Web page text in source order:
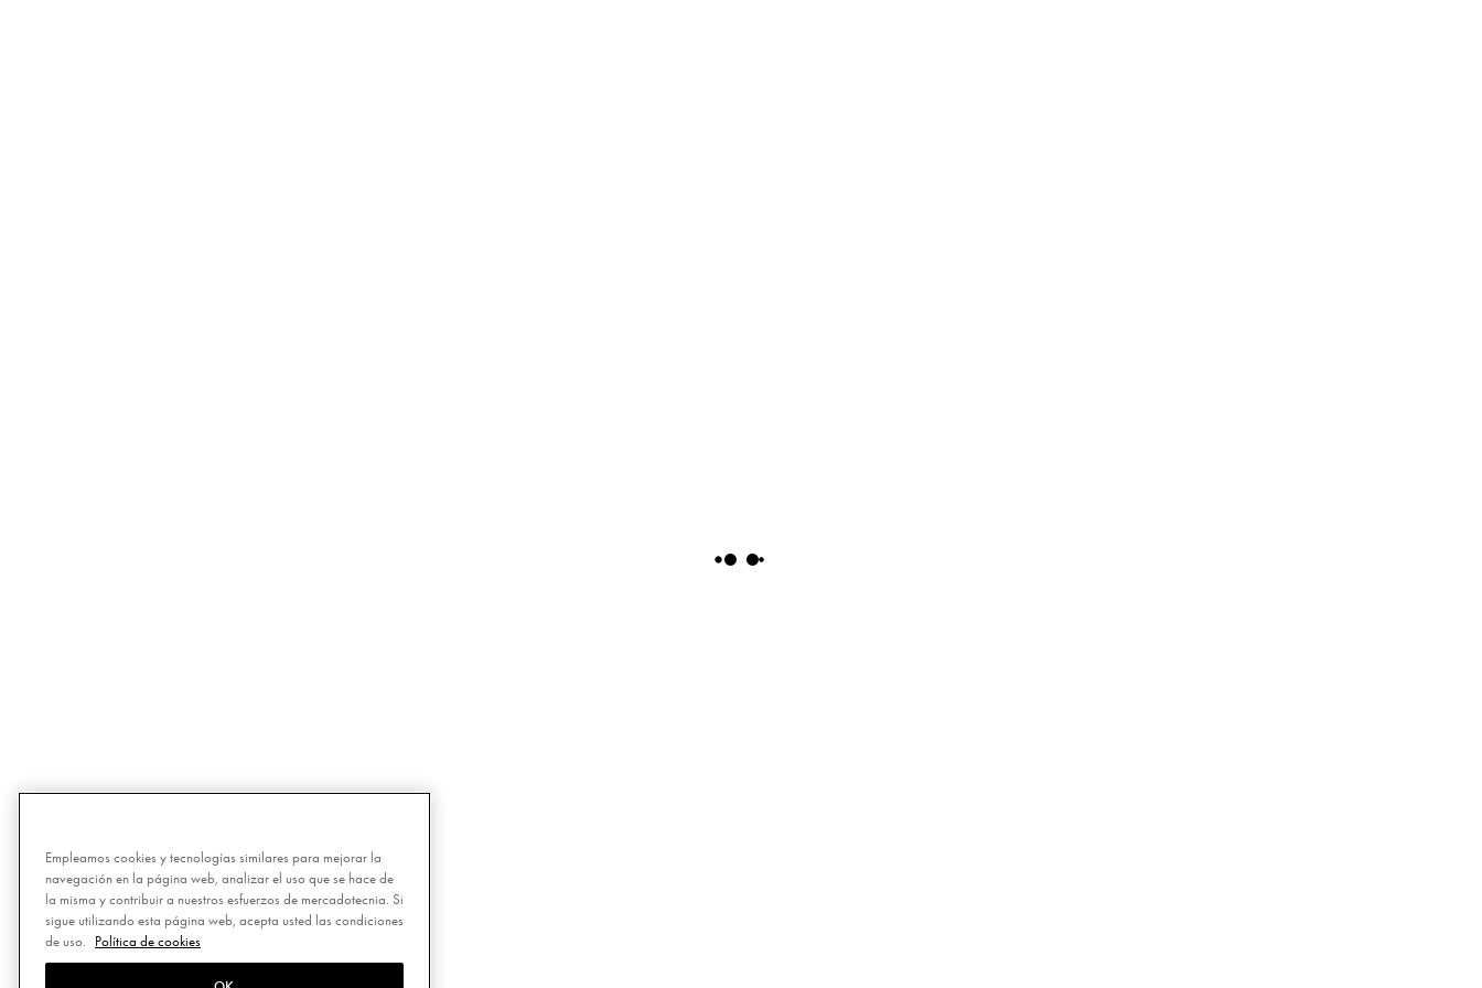
Empleamos cookies y tecnologías similares para mejorar la
navegación en la página web, analizar el uso que se hace de
la misma y contribuir a nuestros esfuerzos de mercadotecnia. Si
sigue utilizando esta página web, acepta usted las condiciones
de uso.
Política de cookies